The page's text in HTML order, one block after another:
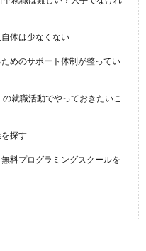
体は少なくない
めのサポート体制が整ってい
就職活動でやっておきたいこ
探す
料プログラミングスクールを